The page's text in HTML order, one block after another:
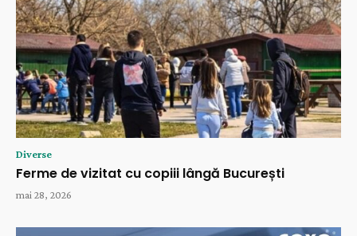
Diverse
Ferme de vizitat cu copiii lângă București
mai 28, 2026